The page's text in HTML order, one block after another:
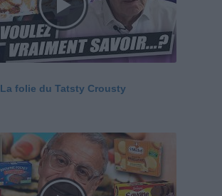
La folie du Tatsty Crousty